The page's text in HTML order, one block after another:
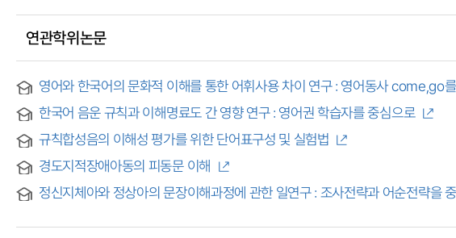
연관학위논문
영어와 한국어의 문화적 이해를 통한 어휘사용 차이 연구 : 영어동사
English Language
한국어 음운 규칙과 이해명료도 간 영향 연구 : 영어권 학습자를 중심으로
규칙합성음의 이해성 평가를 위한 단어표구성 및 실험법
경도지적장애아동의 피동문 이해
정신지체아와 정상아의 문장이해과정에 관한 일연구 : 조사전략과 어순